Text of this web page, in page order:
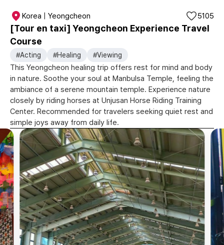
Korea | Yeongcheon
[Tour en taxi] Yeongcheon Experience Travel
Course
5105
#Acting #Healing #Viewing
This Yeongcheon healing trip offers rest for mind and body
in nature. Soothe your soul at Manbulsa Temple, feeling the
ambiance of a serene mountain temple. Experience nature
closely by riding horses at Unjusan Horse Riding Training
Center. Recommended for travelers seeking quiet rest and
simple joys away from daily life.